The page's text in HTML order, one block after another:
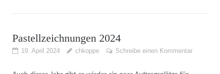
Pastellzeichnungen 2024
19. April 2024 chkoppe Schreibe einen Kommentar